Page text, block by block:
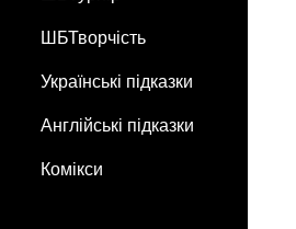
ШБТворчість
Українські підказки
Англійські підказки
Комікси